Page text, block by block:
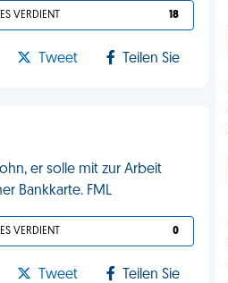
VERDIENT 18
Tweet Teilen Sie
er solle mit zur Arbeit
Bankkarte. FML
VERDIENT 0
Tweet Teilen Sie